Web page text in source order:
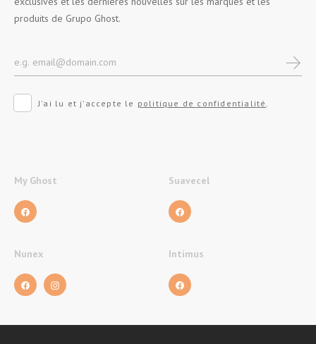
produits de Grupo Ghost.
J'ai lu et j'accepte le politique de confidentialité.
My Ghost Suavecel
Nunex Intimus